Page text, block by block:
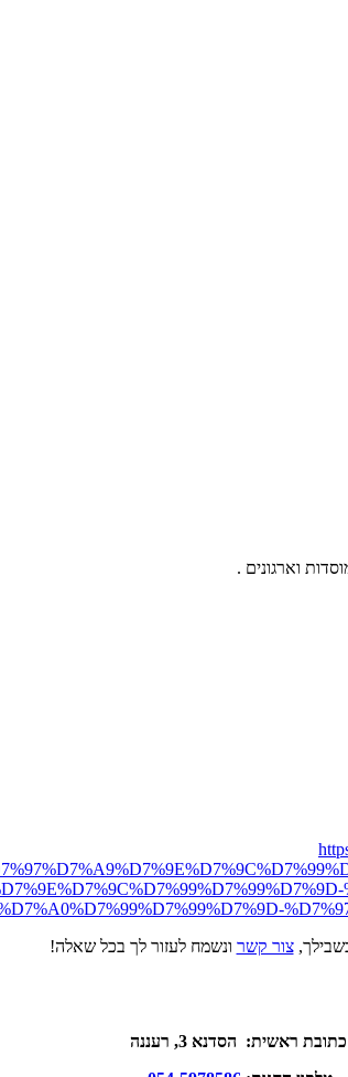
וארגונים .
צור קשר ונשמח לעזור לך בכל שאלה!
כתובת ראשית: הסדנא 3, רעננה